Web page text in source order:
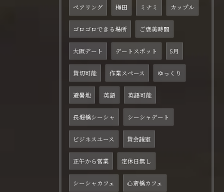
ペアリング 梅田 ミナミ カップル
ゴロゴロできる場所 ご褒美時間
大阪デート デートスポット 5月
貸切可能 作業スペース ゆっくり
避暑地 英語 英語可能
長堀橋シーシャ シーシャデート
ビジネスユース 貸会議室
正午から営業 定休日無し
シーシャカフェ 心斎橋カフェ